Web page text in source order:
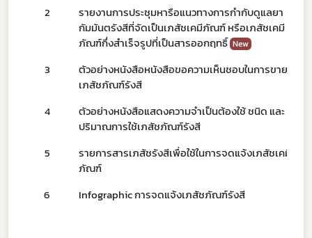
2
รายงานการประชุมหารือแนวทางการกำกับดูแลยา
กัมมันตรังสีที่จัดเป็นเภสัชเคมีภัณฑ์ หรือเภสัชเคมี
ภัณฑ์กึ่งสำเร็จรูปที่เป็นสารออกฤทธิ์ New
3
ตัวอย่างหนังสือหนังสือขอความเห็นชอบในการขาย
เภสัชภัณฑ์รังสี
4
ตัวอย่างหนังสือแสดงความจำเป็นต้องใช้ ชนิด และ
ปริมาณการใช้เภสัชภัณฑ์รังสี
5
รายการสารเภสัชรังสีเพื่อใช้ในการจดแจ้งเภสัชเคมี
ภัณฑ์
6
Infographic การจดแจ้งเภสัชภัณฑ์รังสี
เลือกหัวข้อที่ท่านต้องการ Subscribe